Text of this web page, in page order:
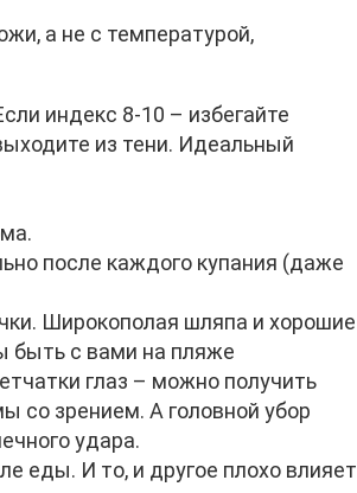
а не с температурой,
индекс 8-10 – избегайте
из тени. Идеальный
после каждого купания (даже
Широкополая шляпа и хорошие
быть с вами на пляже
глаз – можно получить
со зрением. А головной убор
удара.
еды. И то, и другое плохо влияет